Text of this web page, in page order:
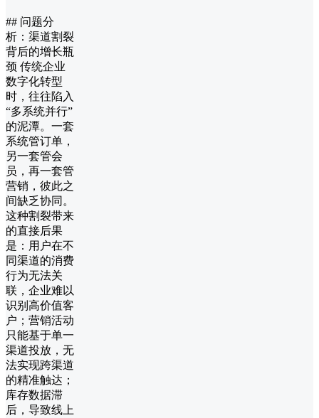
## 问题分
析：渠道割裂
背后的增长瓶
颈 传统企业
数字化转型
时，往往陷入
“多系统并行”
的泥潭。一套
系统管订单，
另一套管会
员，再一套管
营销，彼此之
间缺乏协同。
这种割裂带来
的直接后果
是：用户在不
同渠道的消费
行为无法关
联，企业难以
识别高价值客
户；营销活动
只能基于单一
渠道投放，无
法实现跨渠道
的精准触达；
库存数据滞
后，导致线上